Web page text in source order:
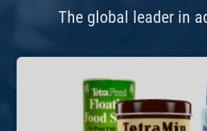
The global leader in